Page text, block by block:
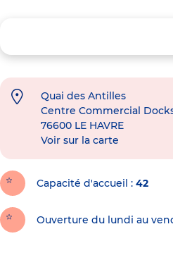
Quai des Antilles
Centre Commercial
76600 LE HAVRE
Voir sur la carte
Capacité d'accueil 42
Ouverture du lundi au